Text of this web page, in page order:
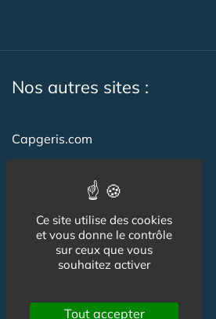
Nos autres sites :
Capgeris.com
Emploi-formation-sante.com
Seniorissimmo.com
Creche-et-naissance.com
Ce site utilise des cookies
et vous donne le contrôle
sur ceux que vous
souhaitez activer
Tout accepter